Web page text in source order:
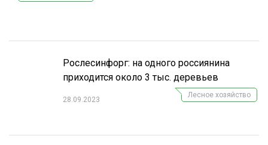
Рослесинфорг: на одного россиянина
приходится около 3 тыс. деревьев
28.09.2023
Лесное хозяйство